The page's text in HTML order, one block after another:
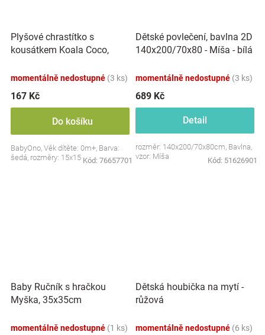
Plyšové chrastítko s
kousátkem Koala Coco,
momentálně nedostupné (3 ks)
167 Kč
Do košíku
BabyOno, Věk dítěte: 0m+, Barva:
šedá, rozměry: 15x15 cm.
Kód: 76657701
Dětské povlečení, bavlna 2D
140x200/70x80 - Míša - bílá
momentálně nedostupné (3 ks)
689 Kč
Detail
rozměr: 140x200/70x80cm, Bavlna,
vzor: Míša
Kód: 51626901
Baby Ručník s hračkou
Myška, 35x35cm
momentálně nedostupné (1 ks)
Dětská houbička na mytí -
růžová
momentálně nedostupné (6 ks)